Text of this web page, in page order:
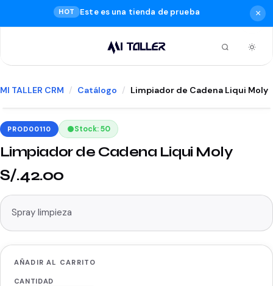
HOT Este es una tienda de prueba ×
MI TALLER CRM Catálogo Limpiador de Cadena Liqui Moly
PROD00110 Stock: 50
Limpiador de Cadena Liqui Moly
S/.42.00
Spray limpieza
AÑADIR AL CARRITO
CANTIDAD